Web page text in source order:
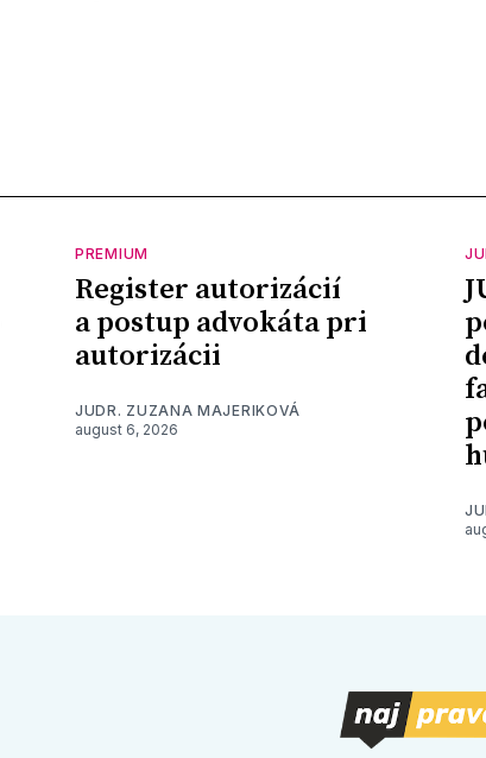
PREMIUM
Register autorizácií
a postup advokáta pri
autorizácii
JUDR. ZUZANA MAJERIKOVÁ
august 6, 2026